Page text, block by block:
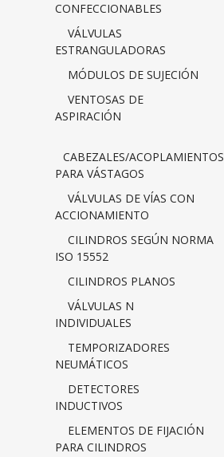
CONFECCIONABLES
VÁLVULAS
ESTRANGULADORAS
MÓDULOS DE SUJECIÓN
VENTOSAS DE
ASPIRACIÓN
CABEZALES/ACOPLAMIENTOS
PARA VÁSTAGOS
VÁLVULAS DE VÍAS CON
ACCIONAMIENTO
CILINDROS SEGÚN NORMA
ISO 15552
CILINDROS PLANOS
VÁLVULAS N
INDIVIDUALES
TEMPORIZADORES
NEUMÁTICOS
DETECTORES
INDUCTIVOS
ELEMENTOS DE FIJACIÓN
PARA CILINDROS